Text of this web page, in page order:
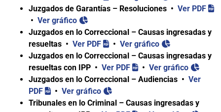
Juzgados de Garantías – Resoluciones • Ver PDF
• Ver gráfico
Juzgados en lo Correccional – Causas ingresadas y
resueltas • Ver PDF • Ver gráfico
Juzgados en lo Correccional – Causas ingresadas y
resueltas con IPP • Ver PDF • Ver gráfico
Juzgados en lo Correccional – Audiencias • Ver
PDF
• Ver gráfico
Tribunales en lo Criminal – Causas ingresadas y